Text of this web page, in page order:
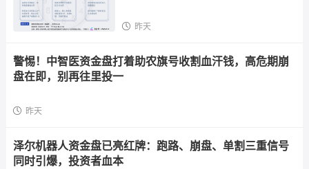
昨天
警惕！中智医资金盘打着助农旗号收割血汗钱，高危期崩
盘在即，别再往里投一
昨天
泽尔机器人资金盘已亮红牌：跑路、崩盘、单割三重信号
同时引爆，投资者血本